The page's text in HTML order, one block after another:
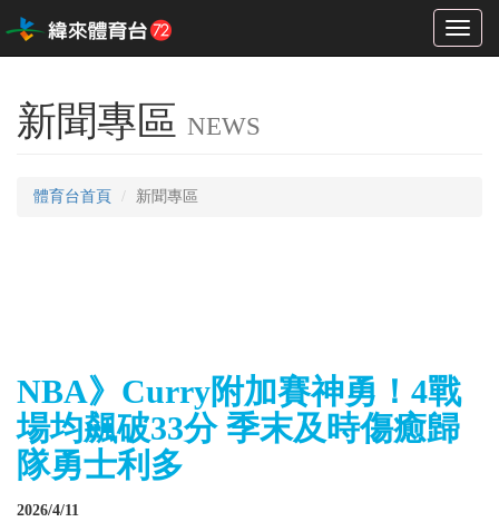
Toggle
新聞專區 NEWS
體育台首頁 新聞專區
NBA》Curry附加賽神勇！4戰
場均飆破33分 季末及時傷癒歸
隊勇士利多
2026/4/11